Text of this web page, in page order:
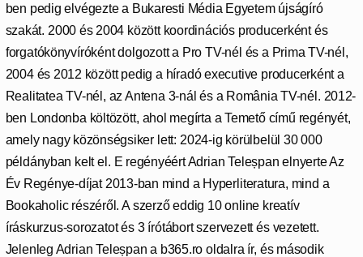
ben pedig elvégezte a Bukaresti Média Egyetem újságíró
szakát. 2000 és 2004 között koordinációs producerként és
forgatókönyvíróként dolgozott a Pro TV-nél és a Prima TV-nél,
2004 és 2012 között pedig a híradó executive producerként a
Realitatea TV-nél, az Antena 3-nál és a România TV-nél. 2012-
ben Londonba költözött, ahol megírta a Temető című regényét,
amely nagy közönségsiker lett: 2024-ig körülbelül 30 000
példányban kelt el. E regényéért Adrian Teleșpan elnyerte Az
Év Regénye-díjat 2013-ban mind a Hyperliteratura, mind a
Bookaholic részéről. A szerző eddig 10 online kreatív
íráskurzus-sorozatot és 3 írótábort szervezett és vezetett.
Jelenleg Adrian Teleșpan a b365.ro oldalra ír, és második